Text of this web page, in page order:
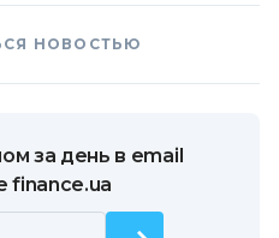
НОВОСТЬЮ
за день в email
finance.ua